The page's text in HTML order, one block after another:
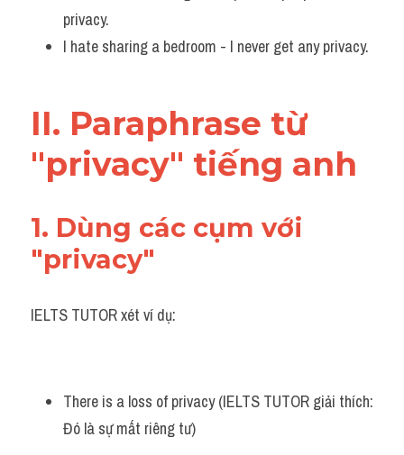
Listening
Writing
Reading
privacy.
I hate sharing a bedroom - I never get any privacy.
II. Paraphrase từ
"privacy" tiếng anh
1. Dùng các cụm với
"privacy"
IELTS TUTOR xét ví dụ:
There is a loss of privacy (IELTS TUTOR giải thích:
Đó là sự mất riêng tư)